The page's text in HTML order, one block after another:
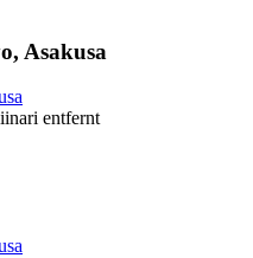
Asakusa
entfernt